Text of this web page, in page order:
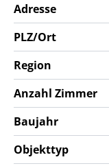
Adresse
PLZ/Ort
Region
Anzahl Zimmer
Baujahr
Objekttyp